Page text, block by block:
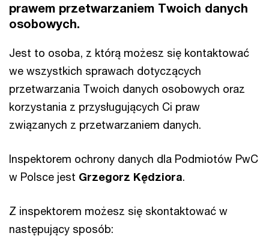
prawem przetwarzaniem Twoich danych
osobowych.
Jest to osoba, z którą możesz się kontaktować
we wszystkich sprawach dotyczących
przetwarzania Twoich danych osobowych oraz
korzystania z przysługujących Ci praw
związanych z przetwarzaniem danych.
Inspektorem ochrony danych dla Podmiotów PwC
w Polsce jest Grzegorz Kędziora.
Z inspektorem możesz się skontaktować w
następujący sposób: